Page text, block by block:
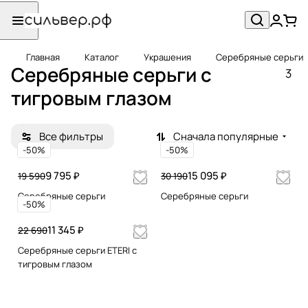
Главная Каталог Украшения Серебряные серьги
Серебряные серьги c
тигровым глазом
3
Все фильтры Сначала популярные
-50%
9 795 ₽
19 590
Серебряные серьги
-50%
15 095 ₽
30 190
Серебряные серьги
-50%
11 345 ₽
22 690
Серебряные серьги ETERI с
тигровым глазом